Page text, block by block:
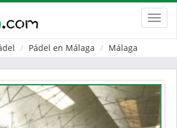
Pádel en Málaga Málaga